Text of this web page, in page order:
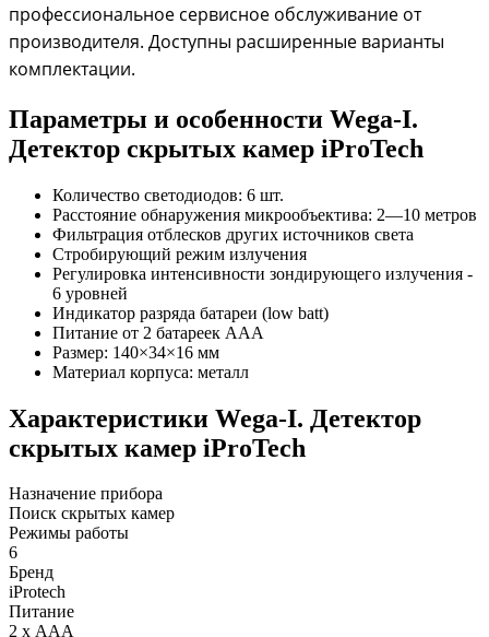
профессиональное сервисное обслуживание от
производителя. Доступны расширенные варианты
комплектации.
Параметры и особенности Wega-I.
Детектор скрытых камер iProTech
Количество светодиодов: 6 шт.
Расстояние обнаружения микрообъектива: 2—10 метров
Фильтрация отблесков других источников света
Стробирующий режим излучения
Регулировка интенсивности зондирующего излучения -
6 уровней
Индикатор разряда батареи (low batt)
Питание от 2 батареек ААА
Размер: 140×34×16 мм
Материал корпуса: металл
Характеристики Wega-I. Детектор
скрытых камер iProTech
Назначение прибора
Поиск скрытых камер
Режимы работы
6
Бренд
iProtech
Питание
2 х ААА